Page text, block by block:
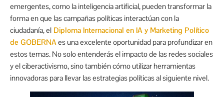
emergentes, como la inteligencia artificial, pueden transformar la
forma en que las campañas políticas interactúan con la
ciudadanía, el Diploma Internacional en IA y Marketing Político
de GOBERNAes una excelente oportunidad para profundizar en
estos temas. No solo entenderás el impacto de las redes sociales
y el ciberactivismo, sino también cómo utilizar herramientas
innovadoras para llevar las estrategias políticas al siguiente nivel.